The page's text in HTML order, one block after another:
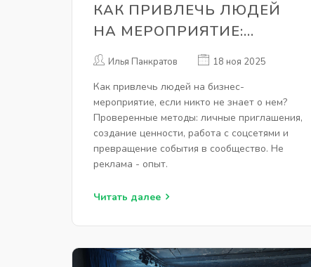
КАК ПРИВЛЕЧЬ ЛЮДЕЙ
НА МЕРОПРИЯТИЕ:
ПРОВЕРЕННЫЕ СПОСОБЫ
СОЗДАТЬ АЖИОТАЖ
Илья Панкратов 18 ноя 2025
Как привлечь людей на бизнес-
мероприятие, если никто не знает о нем?
Проверенные методы: личные приглашения,
создание ценности, работа с соцсетями и
превращение события в сообщество. Не
реклама - опыт.
Читать далее